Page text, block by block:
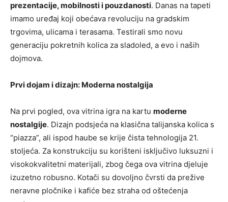
prezentacije, mobilnosti i pouzdanosti. Danas na tapeti
imamo uređaj koji obećava revoluciju na gradskim
trgovima, ulicama i terasama. Testirali smo novu
generaciju pokretnih kolica za sladoled, a evo i naših
dojmova.
Prvi dojam i dizajn: Moderna nostalgija
Na prvi pogled, ova vitrina igra na kartu moderne
nostalgije. Dizajn podsjeća na klasična talijanska kolica s
“piazza”, ali ispod haube se krije čista tehnologija 21.
stoljeća. Za konstrukciju su korišteni isključivo luksuzni i
visokokvalitetni materijali, zbog čega ova vitrina djeluje
izuzetno robusno. Kotači su dovoljno čvrsti da prežive
neravne pločnike i kafiće bez straha od oštećenja